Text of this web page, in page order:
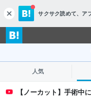
c
l
o
s
サクサク読めて、 ア
人気
【ノーカット】手術